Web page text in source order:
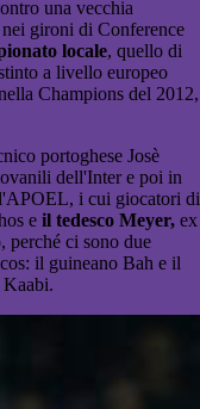
una vecchia
gironi di Conference
locale, quello di
a livello europeo
Champions del 2012,
portoghese Josè
dell'Inter e poi in
i cui giocatori di
e il tedesco Meyer, ex
perché ci sono due
il guineano Bah e il